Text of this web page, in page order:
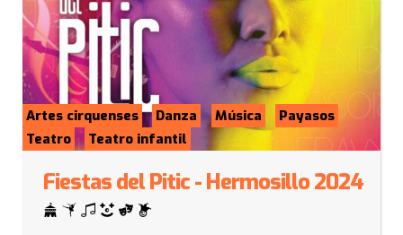
Artes cirquenses Danza Música
Payasos
Teatro
Teatro infantil
Fiestas del Pitic - Hermosillo 2024